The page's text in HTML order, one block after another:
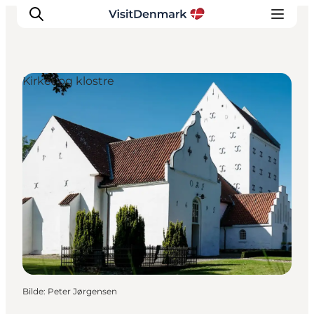
Inspirasjon
Reisemål
Aktiviteter
Overnatting
Planlegg reisen
Kirker og klostre
Bilde: Peter Jørgensen